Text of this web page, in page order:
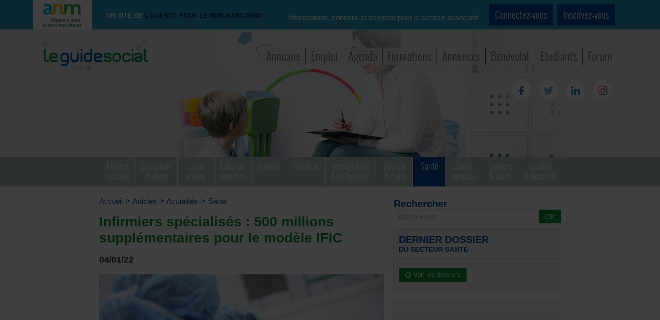
UN SITE DE L'AGENCE POUR LE NON-MARCHAND Informations, conseils et services pour le secteur associatif Connectez-vous Inscrivez-vous
Annuaire Emploi Agenda Formations Annonces Bénévolat Etudiants Forum
Santé
Accueil > Articles > Actualités > Santé
Infirmiers spécialisés : 500 millions
supplémentaires pour le modèle IFIC
04/01/22
Rechercher
DERNIER DOSSIER
DU SECTEUR SANTÉ
Voir les dossiers